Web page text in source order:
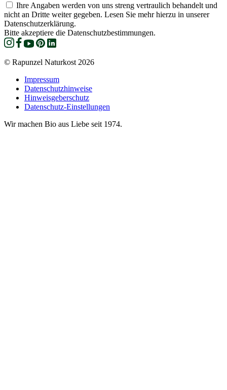
Ihre Angaben werden von uns streng vertraulich behandelt und
nicht an Dritte weiter gegeben. Lesen Sie mehr hierzu in unserer
Datenschutzerklärung.
Bitte akzeptiere die Datenschutzbestimmungen.
© Rapunzel Naturkost 2026
Impressum
Datenschutzhinweise
Hinweisgeberschutz
Datenschutz-Einstellungen
Wir machen Bio aus Liebe seit 1974.